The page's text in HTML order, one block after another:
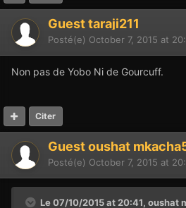
Guest taraji211
Posté(e) October 7, 2015 at
Non pas de Yobo Ni de Gourcuff.
Citer
Guest oushat
Posté(e) October 7, 2015 at
Le 07/10/2015 at 20:41, oushat